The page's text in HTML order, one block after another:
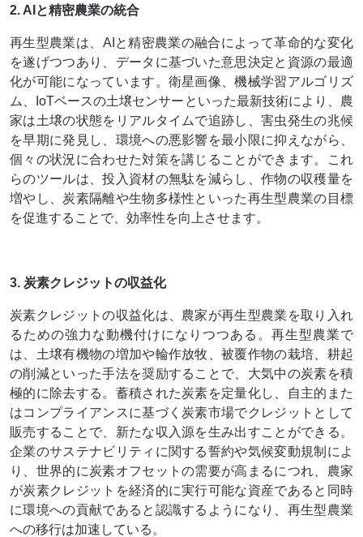
2. AIと精密農業の統合
再生型農業は、AIと精密農業の融合によって革命的な変化
を遂げつつあり、データに基づいた意思決定と資源の最適
化が可能になっています。衛星画像、機械学習アルゴリズ
ム、IoTベースの土壌センサーといった最新技術により、農
家は土壌の状態をリアルタイムで追跡し、害虫発生の兆候
を早期に発見し、環境への悪影響を最小限に抑えながら、
個々の状況に合わせた対策を講じることができます。これ
らのツールは、投入資材の無駄を減らし、作物の収穫量を
増やし、炭素隔離や生物多様性といった再生型農業の目標
を促進することで、効率性を向上させます。
3. 炭素クレジットの収益化
炭素クレジットの収益化は、農家が再生型農業を取り入れ
るための強力な動機付けになりつつある。再生型農業で
は、土壌有機物の増加や輪作放牧、被覆作物の栽培、耕起
の削減といった手法を奨励することで、大気中の炭素を積
極的に除去する。蓄積された炭素を定量化し、自主的また
はコンプライアンスに基づく炭素市場でクレジットとして
販売することで、新たな収入源を生み出すことができる。
企業のサステナビリティに関する誓約や気候変動規制によ
り、世界的に炭素オフセットの需要が高まるにつれ、農家
が炭素クレジットを経済的に実行可能な資産であると同時
に環境への貢献であると認識するようになり、再生型農業
への移行は加速している。